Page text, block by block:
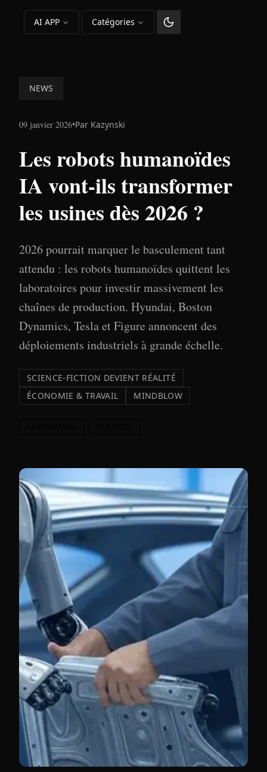
AI APP Catégories
Changer le thème
NEWS
09 janvier 2026•Par Kazynski
Les robots humanoïdes
IA vont-ils transformer
les usines dès 2026 ?
2026 pourrait marquer le basculement tant
attendu : les robots humanoïdes quittent les
laboratoires pour investir massivement les
chaînes de production. Hyundai, Boston
Dynamics, Tesla et Figure annoncent des
déploiements industriels à grande échelle.
SCIENCE-FICTION DEVIENT RÉALITÉ
ÉCONOMIE & TRAVAIL
MINDBLOW